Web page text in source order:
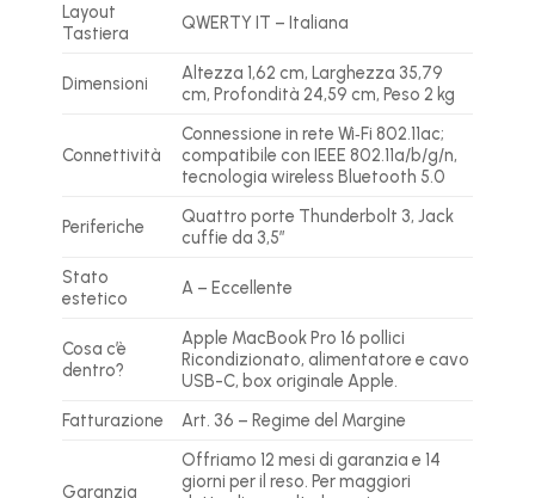
Layout
Tastiera
QWERTY IT – Italiana
Dimensioni
Altezza 1,62 cm, Larghezza 35,79
cm, Profondità 24,59 cm, Peso 2 kg
Connettività
Connessione in rete Wi‑Fi 802.11ac;
compatibile con IEEE 802.11a/b/g/n,
tecnologia wireless Bluetooth 5.0
Periferiche
Quattro porte Thunderbolt 3, Jack
cuffie da 3,5″
Stato
estetico
A – Eccellente
Cosa c’è
dentro?
Apple MacBook Pro 16 pollici
Ricondizionato, alimentatore e cavo
USB-C, box originale Apple.
Fatturazione
Art. 36 – Regime del Margine
Garanzia
Offriamo 12 mesi di garanzia e 14
giorni per il reso. Per maggiori